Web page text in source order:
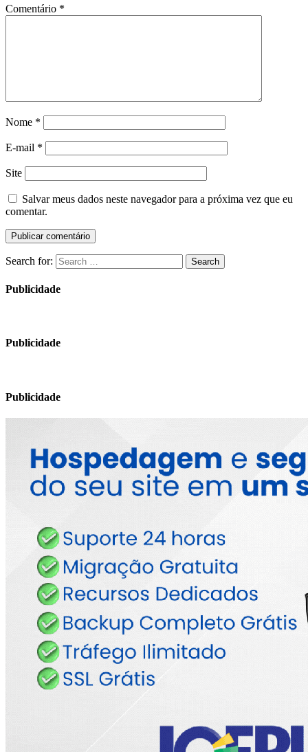
Comentário *
Nome *
E-mail *
Site
Salvar meus dados neste navegador para a próxima vez que eu
comentar.
Search for: Search
Publicidade
Publicidade
Publicidade